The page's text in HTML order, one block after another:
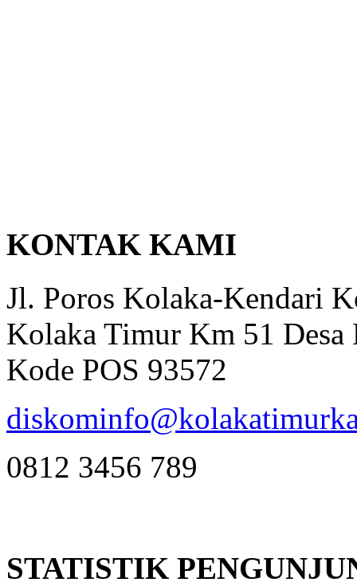
KONTAK KAMI
Jl. Poros Kolaka-Kendari
Kolaka Timur Km 51 Desa
Kode POS 93572
0812 3456 789
STATISTIK